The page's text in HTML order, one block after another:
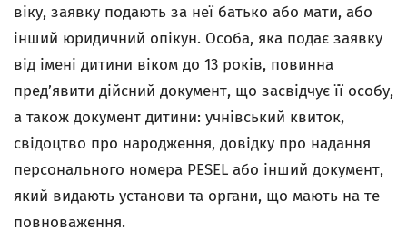
віку, заявку подають за неї батько або мати, або
інший юридичний опікун. Особа, яка подає заявку
від імені дитини віком до 13 років, повинна
пред’явити дійсний документ, що засвідчує її особу,
а також документ дитини: учнівський квиток,
свідоцтво про народження, довідку про надання
персонального номера PESEL або інший документ,
який видають установи та органи, що мають на те
повноваження.